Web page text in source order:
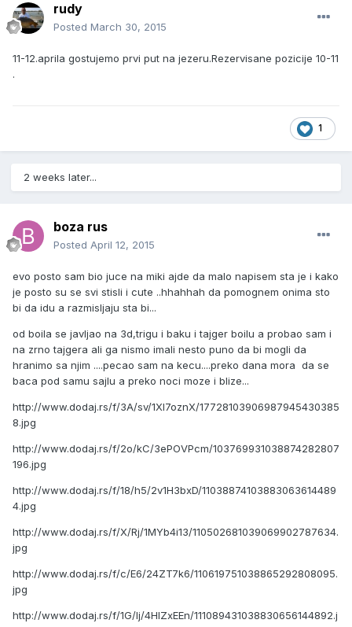
rudy
Posted March 30, 2015
11-12.aprila gostujemo prvi put na jezeru.Rezervisane pozicije 10-11
.
1
2 weeks later...
boza rus
Posted April 12, 2015
evo posto sam bio juce na miki ajde da malo napisem sta je i kako
je posto su se svi stisli i cute ..hhahhah da pomognem onima sto
bi da idu a razmisljaju sta bi...
od boila se javljao na 3d,trigu i baku i tajger boilu a probao sam i
na zrno tajgera ali ga nismo imali nesto puno da bi mogli da
hranimo sa njim ....pecao sam na kecu....preko dana mora da se
baca pod samu sajlu a preko noci moze i blize...
http://www.dodaj.rs/f/3A/sv/1XI7oznX/17728103906987945430385
8.jpg
http://www.dodaj.rs/f/2o/kC/3ePOVPcm/103769931038874282807
196.jpg
http://www.dodaj.rs/f/18/h5/2v1H3bxD/11038874103883063614489
4.jpg
http://www.dodaj.rs/f/X/Rj/1MYb4i13/110502681039069902787634.
jpg
http://www.dodaj.rs/f/c/E6/24ZT7k6/110619751038865292808095.
jpg
http://www.dodaj.rs/f/1G/Ij/4HIZxEEn/111089431038830656144892.j